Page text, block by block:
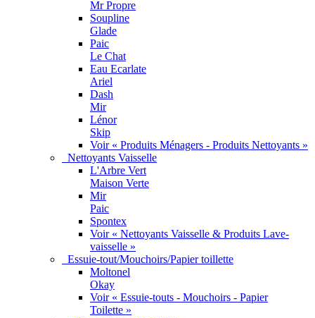
Mr Propre
Soupline
Glade
Paic
Le Chat
Eau Ecarlate
Ariel
Dash
Mir
Lénor
Skip
Voir « Produits Ménagers - Produits Nettoyants »
Nettoyants Vaisselle
L'Arbre Vert
Maison Verte
Mir
Paic
Spontex
Voir « Nettoyants Vaisselle & Produits Lave-
vaisselle »
Essuie-tout/Mouchoirs/Papier toillette
Moltonel
Okay
Voir « Essuie-touts - Mouchoirs - Papier
Toilette »